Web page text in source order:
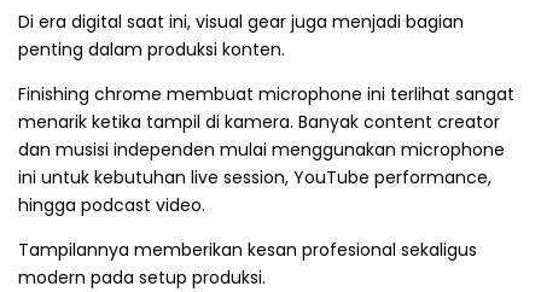
Di era digital saat ini, visual gear juga menjadi bagian
penting dalam produksi konten.
Finishing chrome membuat microphone ini terlihat sangat
menarik ketika tampil di kamera. Banyak content creator
dan musisi independen mulai menggunakan microphone
ini untuk kebutuhan live session, YouTube performance,
hingga podcast video.
Tampilannya memberikan kesan profesional sekaligus
modern pada setup produksi.